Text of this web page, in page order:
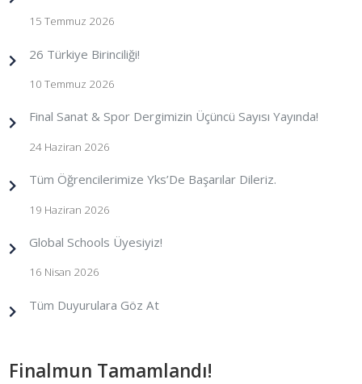
15 Temmuz 2026
26 Türkiye Birinciliği!
10 Temmuz 2026
Final Sanat & Spor Dergimizin Üçüncü Sayısı Yayında!
24 Haziran 2026
Tüm Öğrencilerimize Yks’De Başarılar Dileriz.
19 Haziran 2026
Global Schools Üyesiyiz!
16 Nisan 2026
Tüm Duyurulara Göz At
Finalmun Tamamlandı!